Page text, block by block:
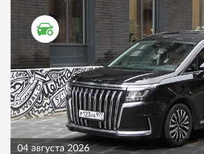
ТЕСТ ДРАЙВ
04 августа 2026